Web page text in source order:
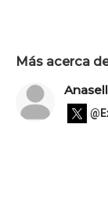
Más acerca